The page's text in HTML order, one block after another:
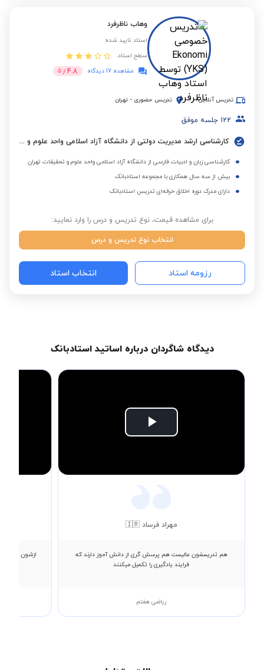
وهاب ناظرفرد
استاد تایید شده
سطح استاد:
مشاهده 17 دیدگاه
4.8 از 5
تدریس آنلاین تدریس حضوری - تهران
122 جلسه موفق
کارشناسی ارشد مدیریت دولتی از دانشگاه آزاد اسلامی واحد علوم و تحقیقات تهران
کارشناسی زبان و ادبیات فارسی از دانشگاه آزاد اسلامی واحد علوم و تحقیقات تهران
بیش از سه سال همکاری با مجموعه استادبانک
دارای مدرک دوره اخلاق حرفه‌ای تدریس استادبانک
برای مشاهده قیمت، نوع تدریس و درس را وارد نمایید:
انتخاب نوع تدریس و درس
رزومه استاد انتخاب استاد
دیدگاه شاگردان درباره اساتید استادبانک
Play
مهراد فرساد 🇮🇷
هم تدریسشون عالیست هم پرسش گری از دانش آموز دارند که
فرایند یادگیری را تکمیل میکنند
ریاضی هفتم
ازشون خیلی